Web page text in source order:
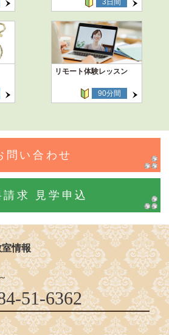
リモート体験レッスン
90分間
問い合わせ
請求 見学申込
室情報
51-6362